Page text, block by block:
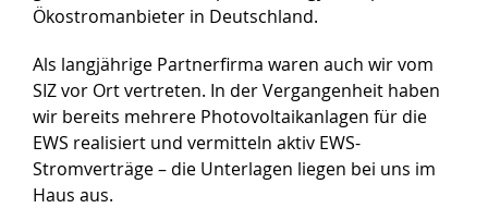
Ökostromanbieter in Deutschland.
Als langjährige Partnerfirma waren auch wir vom
SIZ vor Ort vertreten. In der Vergangenheit haben
wir bereits mehrere Photovoltaikanlagen für die
EWS realisiert und vermitteln aktiv EWS-
Stromverträge – die Unterlagen liegen bei uns im
Haus aus.